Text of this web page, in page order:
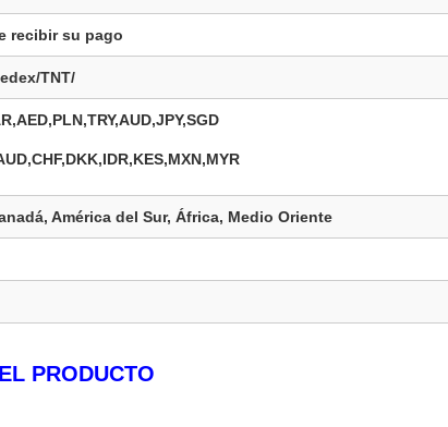
recibir su pago
TNT/
América del Sur, África, Medio Oriente
PRODUCTO